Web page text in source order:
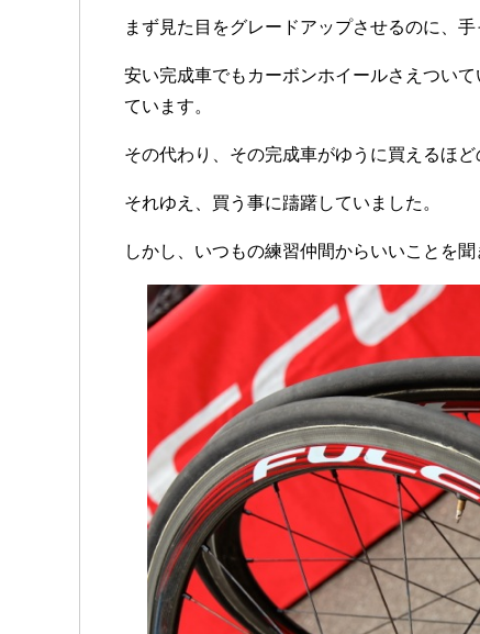
まず見た目をグレードアップさせるのに、
安い完成車でもカーボンホイールさえつい
ています。
その代わり、その完成車がゆうに買えるほど
それゆえ、買う事に躊躇していました。
しかし、いつもの練習仲間からいいことを聞